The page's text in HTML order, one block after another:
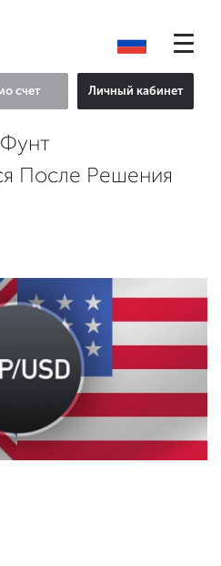
счет Личный кабинет
После Решения